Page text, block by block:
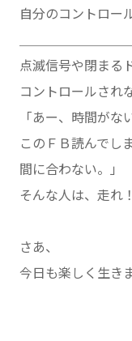
自分のコントロー
点滅信号や閉まる
コントロールされ
「あー、時間がな
このＦＢ読んでし
間に合わない。」
そんな人は、走れ
さあ、
今日も楽しく生き